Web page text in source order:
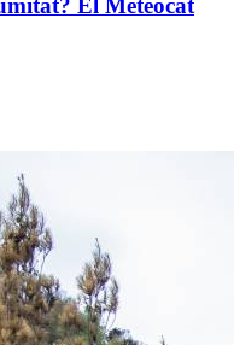
El Meteocat